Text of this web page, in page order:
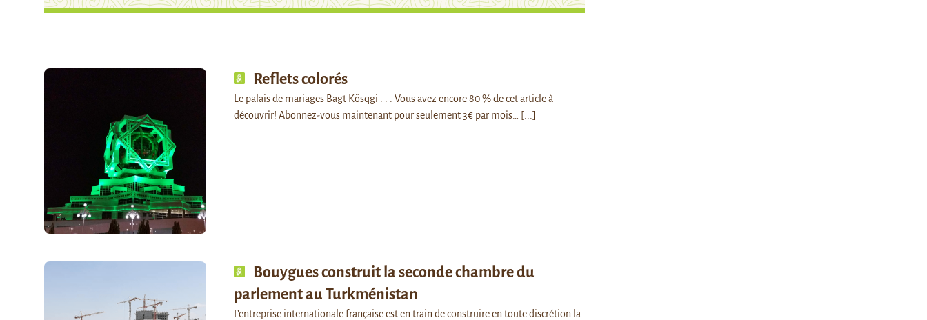
Reflets colorés
Le palais de mariages Bagt Kösqgi . . . Vous avez encore 80 % de cet article à
découvrir! Abonnez-vous maintenant pour seulement 3€ par mois…
[...]
Bouygues construit la seconde chambre du
parlement au Turkménistan
L’entreprise internationale française est en train de construire en toute discrétion la